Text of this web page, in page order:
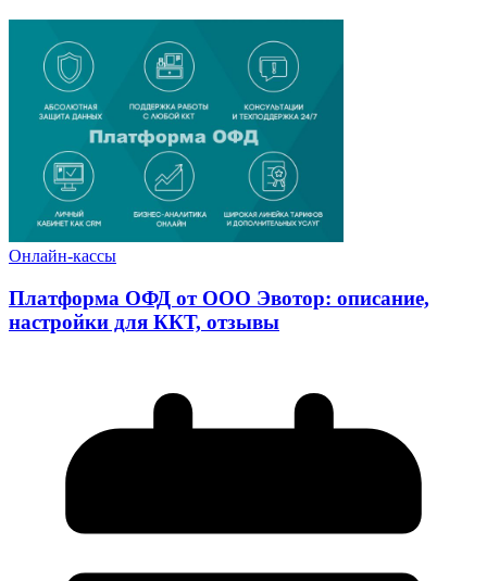
Онлайн-кассы
Платформа ОФД от ООО Эвотор: описание,
настройки для ККТ, отзывы